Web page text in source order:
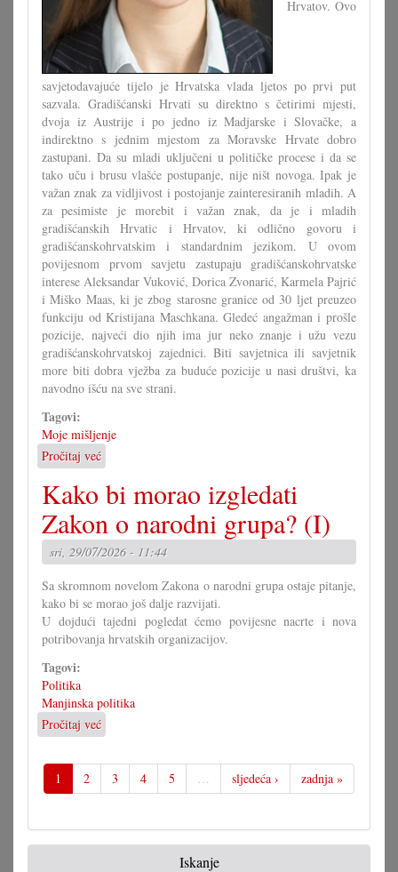
Hrvatov. Ovo
savjetodavajuće tijelo je Hrvatska vlada ljetos po prvi put
sazvala. Gradišćanski Hrvati su direktno s četirimi mjesti,
dvoja iz Austrije i po jedno iz Madjarske i Slovačke, a
indirektno s jednim mjestom za Moravske Hrvate dobro
zastupani. Da su mladi uključeni u političke procese i da se
tako uču i brusu vlašće postupanje, nije ništ novoga. Ipak je
važan znak za vidljivost i postojanje zainteresiranih mladih. A
za pesimiste je morebit i važan znak, da je i mladih
gradišćanskih Hrvatic i Hrvatov, ki odlično govoru i
gradišćanskohrvatskim i standardnim jezikom. U ovom
povijesnom prvom savjetu zastupaju gradišćanskohrvatske
interese Aleksandar Vuković, Dorica Zvonarić, Karmela Pajrić
i Miško Maas, ki je zbog starosne granice od 30 ljet preuzeo
funkciju od Kristijana Maschkana. Gledeć angažman i prošle
pozicije, najveći dio njih ima jur neko znanje i užu vezu
gradišćanskohrvatskoj zajednici. Biti savjetnica ili savjetnik
more biti dobra vježba za buduće pozicije u nasi društvi, ka
navodno išću na sve strani.
Tagovi:
Moje mišljenje
Pročitaj već
U
čem
more
pomoći
Savjet
mladih?
Kako bi morao izgledati
Zakon o narodni grupa? (I)
sri, 29/07/2026 - 11:44
Sa skromnom novelom Zakona o narodni grupa ostaje pitanje,
kako bi se morao još dalje razvijati.
U dojdući tajedni pogledat ćemo povijesne nacrte i nova
potribovanja hrvatskih organizacijov.
Tagovi:
Politika
Manjinska politika
Pročitaj već
Kako
bi
morao
izgledati
o
narodni
1 2 3 4 5 … sljedeća › zadnja »
Iskanje